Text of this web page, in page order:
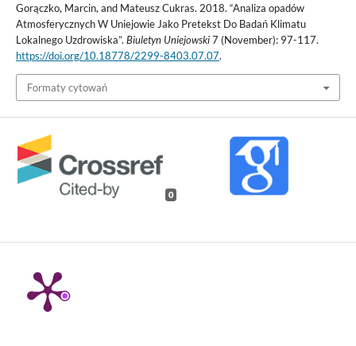
Gorączko, Marcin, and Mateusz Cukras. 2018. “Analiza opadów
Atmosferycznych W Uniejowie Jako Pretekst Do Badań Klimatu
Lokalnego Uzdrowiska”. Biuletyn Uniejowski7 (November): 97-117.
https://doi.org/10.18778/2299-8403.07.07.
Formaty cytowań
0